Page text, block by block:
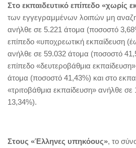
Στο εκπαιδευτικό επίπεδο «χωρίς
των εγγεγραμμένων λοιπών μη
ανήλθε σε 5.221 άτομα (ποσοστό
επίπεδο «υποχρεωτική εκπαίδευση
ανήλθε σε 59.032 άτομα (ποσοστό
επίπεδο «δευτεροβάθμια
άτομα (ποσοστό 41,43%) και στο
«τριτοβάθμια εκπαίδευση» ανήλθε
13,34%).
Στους «Έλληνες υπηκόους», το